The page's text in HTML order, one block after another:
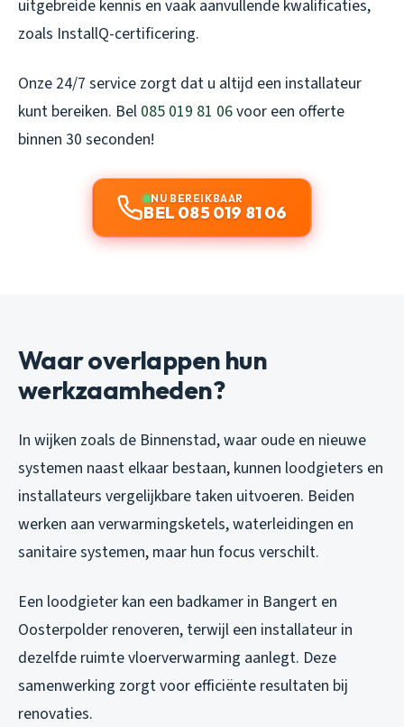
uitgebreide kennis en vaak aanvullende kwalificaties,
zoals InstallQ-certificering.
Onze 24/7 service zorgt dat u altijd een installateur
kunt bereiken. Bel 085 019 81 06voor een offerte
binnen 30 seconden!
NU BEREIKBAAR
BEL 085 019 81 06
Waar overlappen hun
werkzaamheden?
In wijken zoals de Binnenstad, waar oude en nieuwe
systemen naast elkaar bestaan, kunnen loodgieters en
installateurs vergelijkbare taken uitvoeren. Beiden
werken aan verwarmingsketels, waterleidingen en
sanitaire systemen, maar hun focus verschilt.
Een loodgieter kan een badkamer in Bangert en
Oosterpolder renoveren, terwijl een installateur in
dezelfde ruimte vloerverwarming aanlegt. Deze
samenwerking zorgt voor efficiënte resultaten bij
renovaties.